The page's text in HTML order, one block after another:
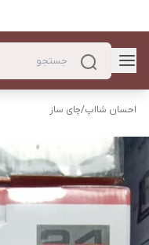
احسان شااپ/چای ساز